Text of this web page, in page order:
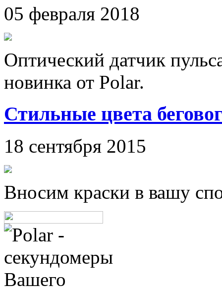
05 февраля 2018
Оптический датчик
новинка от Polar.
Стильные цвета
18 сентября 2015
Вносим краски в вашу